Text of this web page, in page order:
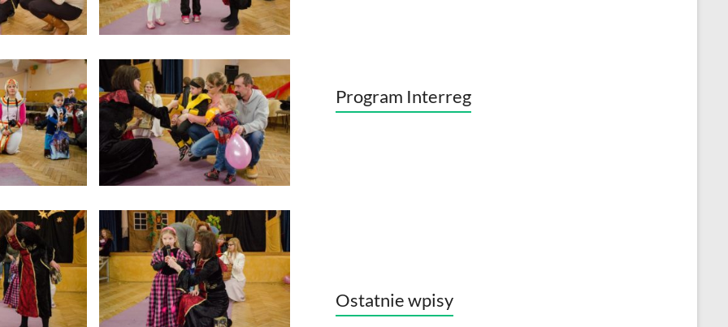
Program Interreg
Ostatnie wpisy